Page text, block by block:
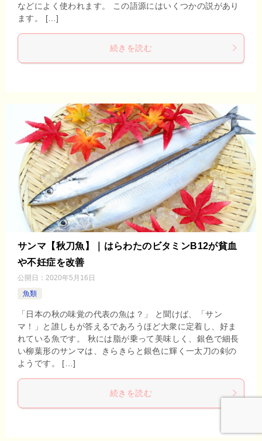
などによく使われます。 この語源にはいくつかの説があり
ます。 […]
続きを読む
サンマ【秋刀魚】｜はらわたのビタミンB12が貧血
や不妊症を改善
公開日： 2020年5月16日
魚類
「日本の秋の味覚の代表の魚は？」 と聞けば、「サン
マ！」と誰しもが答えるであろうほど大衆に定着し、好ま
れている魚です。 秋には脂が乗って美味しく、銀色で細長
い柳葉形のサンマは、きらきらと銀色に輝く一太刀の剣の
ようです。 […]
続きを読む